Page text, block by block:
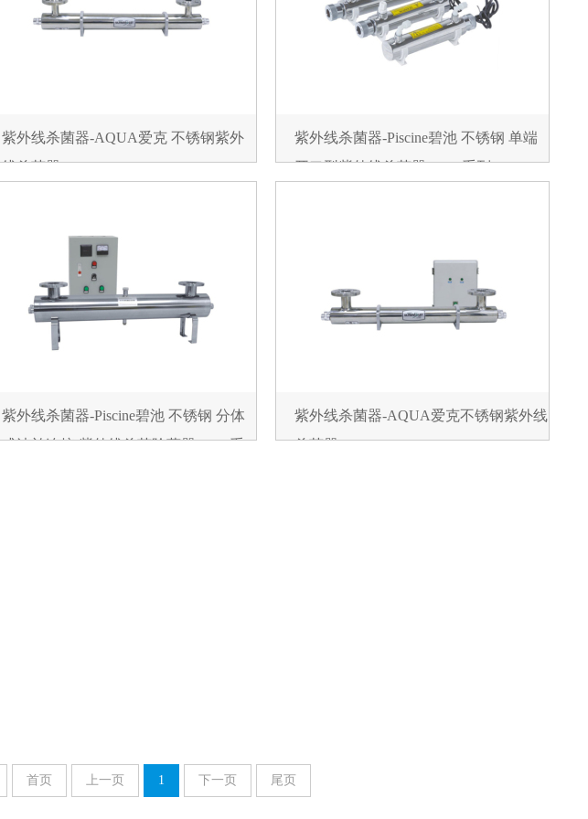
紫外线杀菌器-AQUA爱克 不锈钢紫外
线杀菌器 UVS-85
紫外线杀菌器-Piscine碧池 不锈钢 单端
开口型紫外线杀菌器 UVB系列
紫外线杀菌器-Piscine碧池 不锈钢 分体
式法兰连接 紫外线杀菌除藻器 UVF系
紫外线杀菌器-AQUA爱克不锈钢紫外线
杀菌器 UVS-170
首页 上一页 1 下一页 尾页